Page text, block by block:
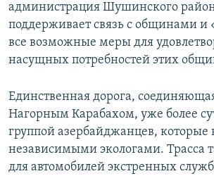
администрация Шушинского
поддерживает связь с общинами
все возможные меры для
насущных потребностей этих
Единственная дорога,
Нагорным Карабахом, уже более
группой азербайджанцев, которые
независимыми экологами. Трасса
для автомобилей экстренных